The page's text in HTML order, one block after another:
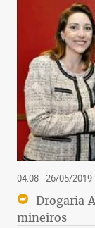
04:08 - 26/05/2019
Drogaria
mineiros